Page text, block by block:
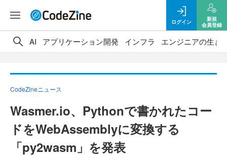
ログイン
新規
会員登録
AI アプリケーション開発 インフラ エンジニアの生き
CodeZineニュース
Wasmer.io、Pythonで書かれたコー
ドをWebAssemblyに変換する
「py2wasm」を発表